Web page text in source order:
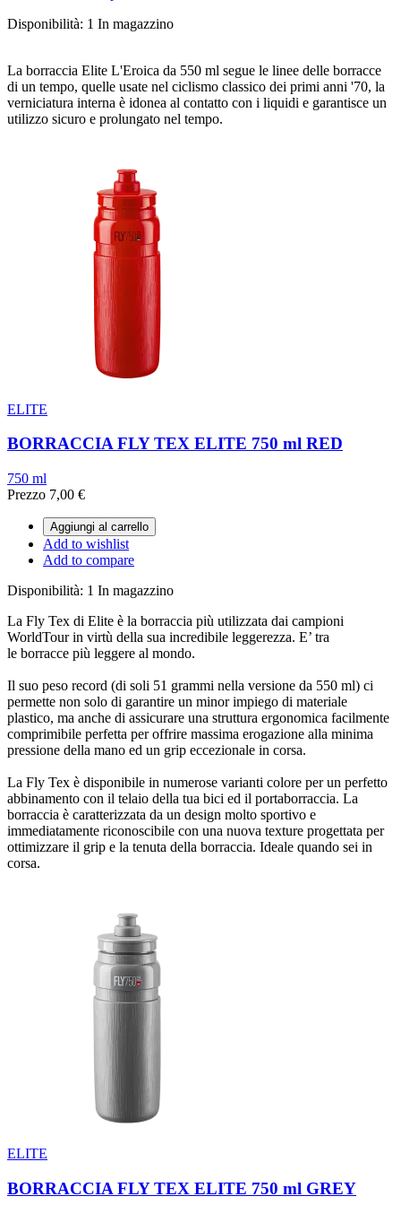
Disponibilità: 1 In magazzino
La borraccia Elite L'Eroica da 550 ml segue le linee delle borracce
di un tempo, quelle usate nel ciclismo classico dei primi anni '70, la
verniciatura interna è idonea al contatto con i liquidi e garantisce un
utilizzo sicuro e prolungato nel tempo.
ELITE
BORRACCIA FLY TEX ELITE 750 ml RED
750 ml
Prezzo 7,00 €
Aggiungi al carrello
Add to wishlist
Add to compare
Disponibilità: 1 In magazzino
La Fly Tex di Elite è la borraccia più utilizzata dai campioni
WorldTour in virtù della sua incredibile leggerezza. E’ tra
le borracce più leggere al mondo.
Il suo peso record (di soli 51 grammi nella versione da 550 ml) ci
permette non solo di garantire un minor impiego di materiale
plastico, ma anche di assicurare una struttura ergonomica facilmente
comprimibile perfetta per offrire massima erogazione alla minima
pressione della mano ed un grip eccezionale in corsa.
La Fly Tex è disponibile in numerose varianti colore per un perfetto
abbinamento con il telaio della tua bici ed il portaborraccia. La
borraccia è caratterizzata da un design molto sportivo e
immediatamente riconoscibile con una nuova texture progettata per
ottimizzare il grip e la tenuta della borraccia. Ideale quando sei in
corsa.
ELITE
BORRACCIA FLY TEX ELITE 750 ml GREY